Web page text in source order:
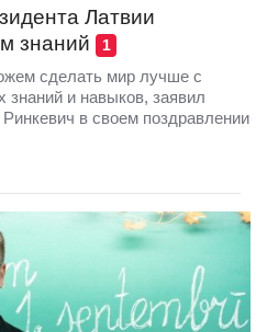
Латвии
знаний
1
сделать мир лучше с
и навыков, заявил
в своем поздравлении